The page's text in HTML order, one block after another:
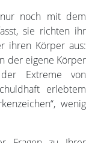
noch mit dem
sie richten ihr
ihren Körper aus:
der eigene Körper
Extreme von
erlebtem
wenig